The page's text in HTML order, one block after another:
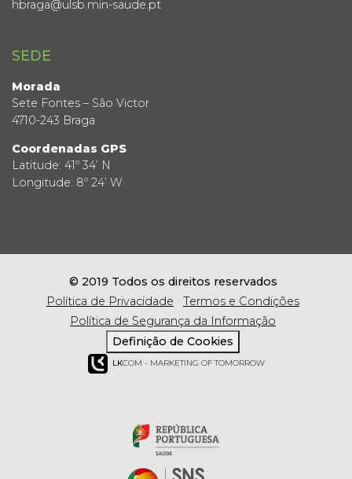
hbraga@ulsb.min-saude.pt
SEDE
Morada
Sete Fontes – São Victor
4710-243 Braga
Coordenadas GPS
Latitude: 41º 34’ N
Longitude: 8º 24’ W
© 2019 Todos os direitos reservados
Política de Privacidade
Termos e Condições
Política de Segurança da Informação
Definição de Cookies
LKCOM - MARKETING OF TOMORROW